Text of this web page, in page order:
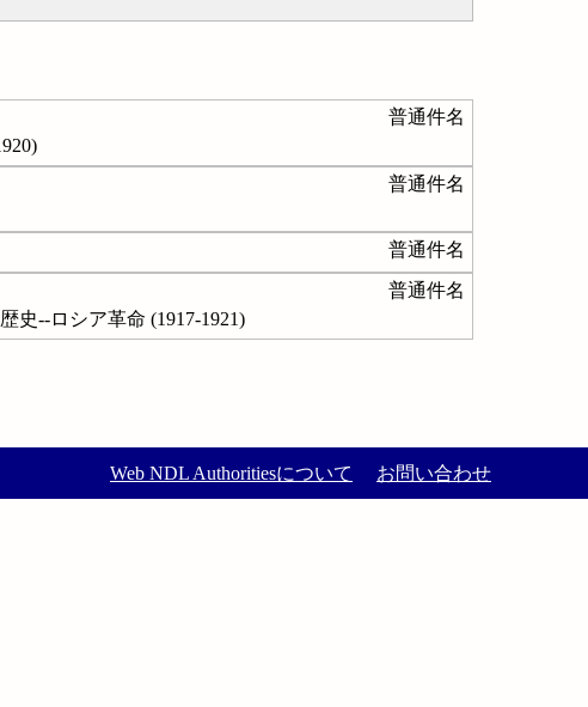
普通件名
普通件名
普通件名
普通件名
史--ロシア革命 (1917-1921)
Web NDL Authoritiesについて お問い合わせ